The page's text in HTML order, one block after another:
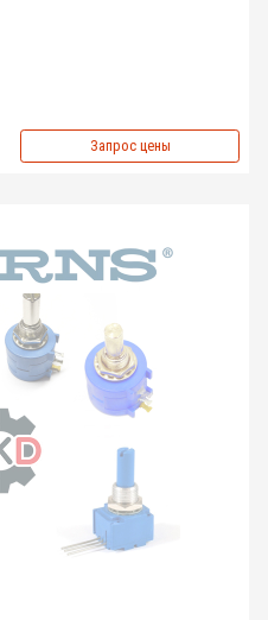
Запрос цены